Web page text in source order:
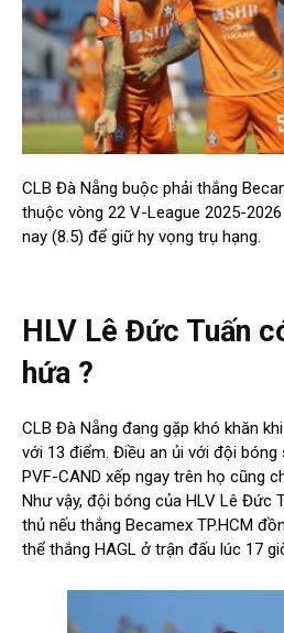
CLB Đà Nẵng buộc phải thắng
thuộc vòng 22 V-League 2025-
nay (8.5) để giữ hy vọng trụ hạng.
HLV Lê Đức Tuấn
hứa ?
CLB Đà Nẵng đang gặp khó khăn
với 13 điểm. Điều an ủi với đội bóng
PVF-CAND xếp ngay trên họ cũng
Như vậy, đội bóng của HLV Lê Đức
thủ nếu thắng Becamex TP.HCM
thể thắng HAGL ở trận đấu lúc 17